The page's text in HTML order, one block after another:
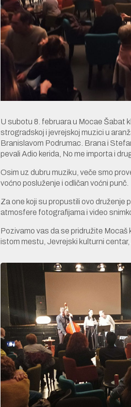
U subotu 8. februara u Mocae Šabat
strogradskoj i jevrejskoj muzici u
Branislavom Podrumac. Brana i
pevali Adio kerida, No me importa i
Osim uz dubru muziku, veče smo
voćno posluženje i odličan voćni punč.
Za one koji su propustili ovo druženje
atmosfere fotografijama i video
Pozivamo vas da se pridružite Mocaš
istom mestu, Jevrejski kulturni centar,